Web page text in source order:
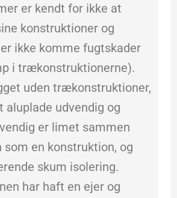
er kendt for ikke at
konstruktioner og
ikke komme fugtskader
i trækonstruktionerne).
uden trækonstruktioner,
aluplade udvendig og
er limet sammen
en konstruktion, og
skum isolering.
har haft en ejer og